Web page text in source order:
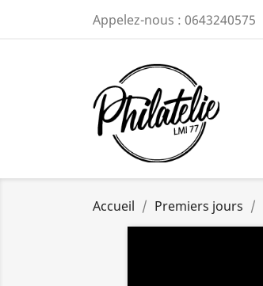
Appelez-nous : 0643240575
Accueil Premiers jours